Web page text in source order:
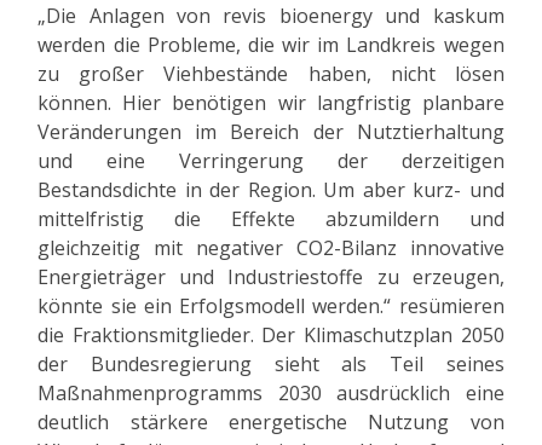
„Die Anlagen von revis bioenergy und kaskum
werden die Probleme, die wir im Landkreis wegen
zu großer Viehbestände haben, nicht lösen
können. Hier benötigen wir langfristig planbare
Veränderungen im Bereich der Nutztierhaltung
und eine Verringerung der derzeitigen
Bestandsdichte in der Region. Um aber kurz- und
mittelfristig die Effekte abzumildern und
gleichzeitig mit negativer CO2-Bilanz innovative
Energieträger und Industriestoffe zu erzeugen,
könnte sie ein Erfolgsmodell werden.“ resümieren
die Fraktionsmitglieder. Der Klimaschutzplan 2050
der Bundesregierung sieht als Teil seines
Maßnahmenprogramms 2030 ausdrücklich eine
deutlich stärkere energetische Nutzung von